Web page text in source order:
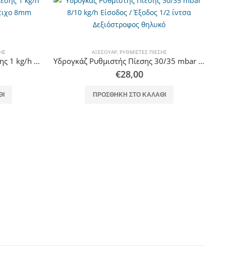
Reca Type 694 Ρυθμιστής Πίεσης 1 kg/h για Σύνδεση Φιάλης με Λάστιχο 8mm Υγραερίου
ΑΞΕΣΟΥΆΡ, ΡΥΘΜΙΣΤΈΣ ΠΊΕΣΗΣ
Υδρογκάζ Ρυθμιστής Πίεσης 30/35 mbar 8/10 kg/h Είσοδος / Έξοδος 1/2 ίντσα Δεξιόστροφος θηλυκό
€28,00
ΠΡΟΣΘΉΚΗ ΣΤΟ ΚΑΛΆΘΙ